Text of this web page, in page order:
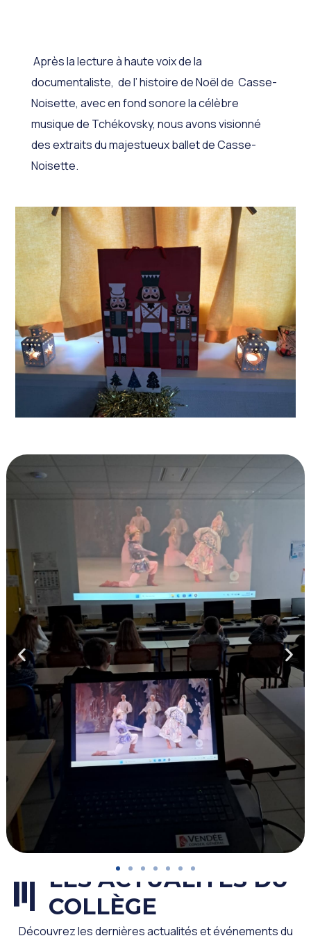
Après la lecture à haute voix de la
documentaliste, de l’ histoire de Noël de Casse-
Noisette, avec en fond sonore la célèbre
musique de Tchékovsky, nous avons visionné
des extraits du majestueux ballet de Casse-
Noisette.
LES ACTUALITÉS DU
COLLÈGE
Découvrez les dernières actualités et événements du